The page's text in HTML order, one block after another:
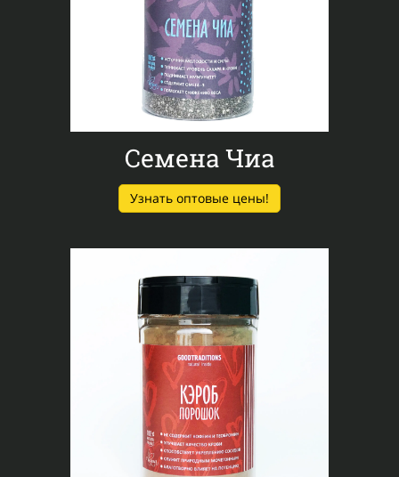
Семена Чиа
Узнать оптовые цены!